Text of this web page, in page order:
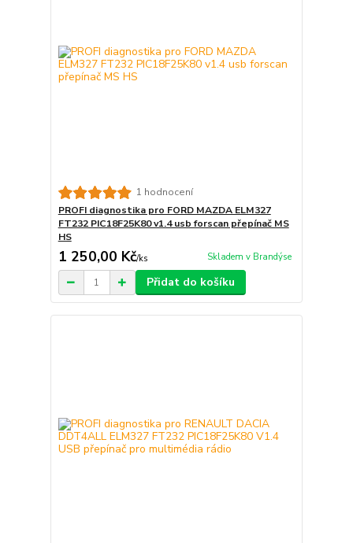
1 hodnocení
PROFI diagnostika pro FORD MAZDA ELM327
FT232 PIC18F25K80 v1.4 usb forscan přepínač MS
HS
1 250,00 Kč/ks Skladem v Brandýse
Přidat do košíku